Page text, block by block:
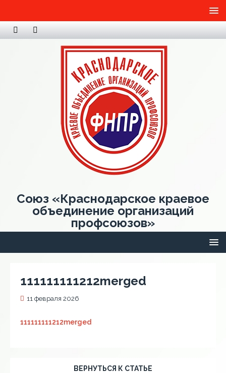
Союз «Краснодарское краевое
объединение организаций
профсоюзов»
111111111212merged
11 февраля 2026
111111111212merged
ВЕРНУТЬСЯ К СТАТЬЕ